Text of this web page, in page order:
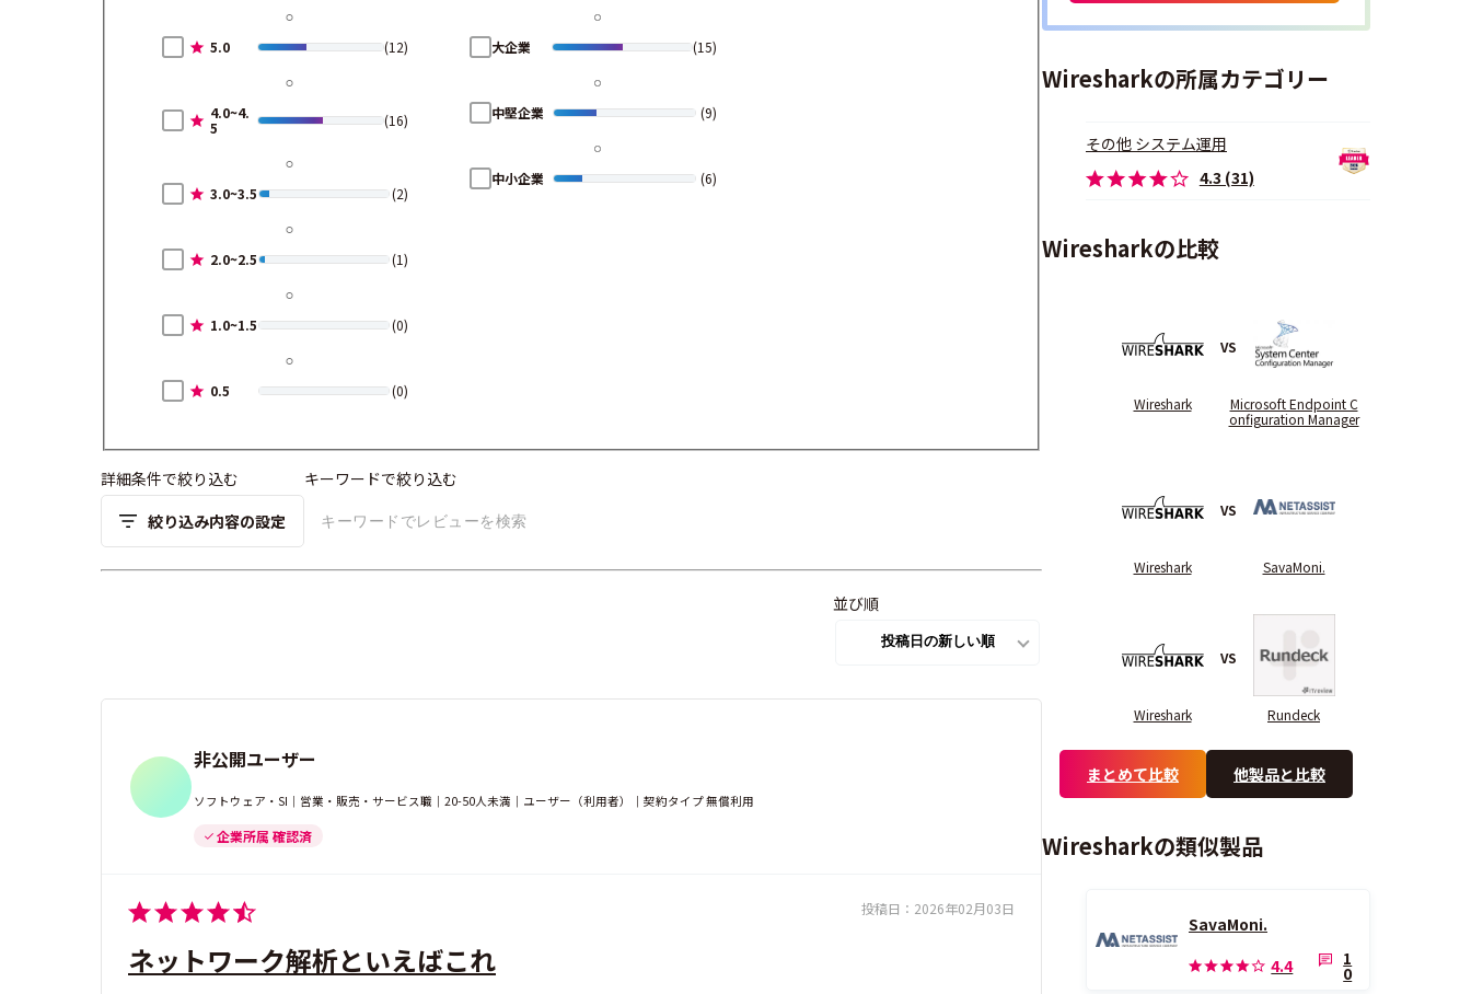
5.0 (12)
4.0~4.
5
(16)
3.0~3.5 (2)
2.0~2.5 (1)
1.0~1.5 (0)
0.5 (0)
大企業 (15)
中堅企業 (9)
中小企業 (6)
詳細条件で絞り込む
絞り込み内容の設定
キーワードで絞り込む
並び順
非公開ユーザー
ソフトウェア・SI｜営業・販売・サービス職｜20-50人未満｜ユーザー（利用者）｜契約タイプ 無償利用
企業所属 確認済
投稿日： 2026年02月03日
ネットワーク解析といえばこれ
Wiresharkの所属カテゴリー
その他 システム運用
4.3 (31)
Wiresharkの比較
Wireshark
VS
Microsoft Endpoint C
onfiguration Manager
Wireshark
VS
SavaMoni.
Wireshark
VS
Rundeck
まとめて比較 他製品と比較
Wiresharkの類似製品
SavaMoni.
4.4
1
0